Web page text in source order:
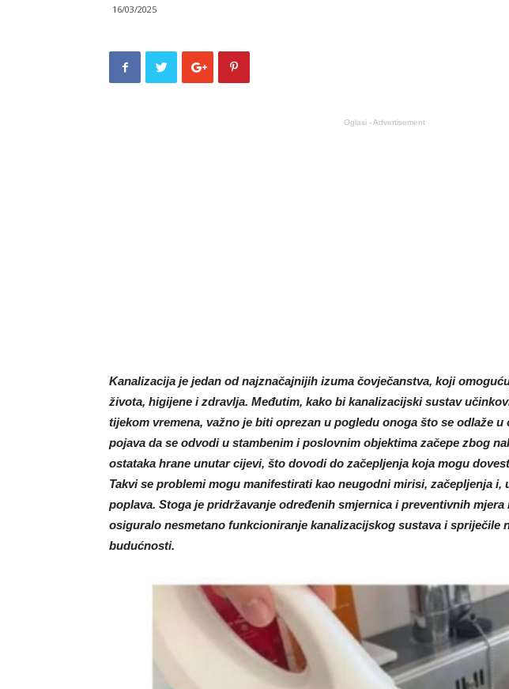
16/03/2025
Oglasi - Advertisement
Kanalizacija je jedan od najznačajnijih izuma čovječanstva, koji
života, higijene i zdravlja. Međutim, kako bi kanalizacijski sustav
tijekom vremena, važno je biti oprezan u pogledu onoga što se odlaže u
pojava da se odvodi u stambenim i poslovnim objektima začepe zbog
ostataka hrane unutar cijevi, što dovodi do začepljenja koja mogu
Takvi se problemi mogu manifestirati kao neugodni mirisi, začepljenja i,
poplava. Stoga je pridržavanje određenih smjernica i preventivnih mjera
osiguralo nesmetano funkcioniranje kanalizacijskog sustava i spriječile
budućnosti.